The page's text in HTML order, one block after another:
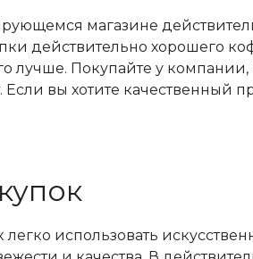
магазине
действительно хорошего
лучше. Покупайте у компании,
вы хотите качественный
использовать